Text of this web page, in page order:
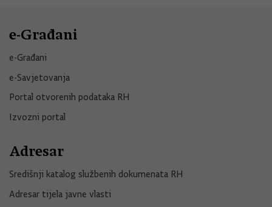
e-Građani
e-Građani
e-Savjetovanja
Portal otvorenih podataka RH
Izvozni portal
Adresar
Središnji katalog službenih dokumenata RH
Adresar tijela javne vlasti